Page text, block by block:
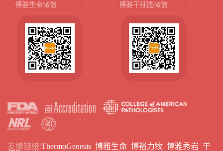
博雅生命微信 博雅干细胞微信
友情链接:ThermoGenesis 博雅生命 博裕力牧 博雅秀岩 干